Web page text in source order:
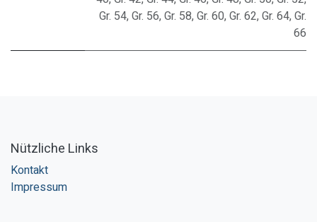
Gr. 54,Gr. 56,Gr. 58,Gr. 60,Gr. 62,Gr. 64,Gr.
66
Nützliche Links
Kontakt
Impressum